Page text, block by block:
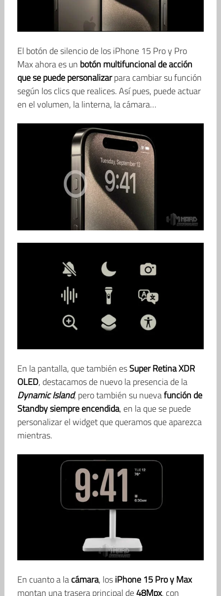
El botón de silencio de los iPhone 15 Pro y Pro
Max ahora es un botón multifuncional de acción
que se puede personalizarpara cambiar su función
según los clics que realices. Así pues, puede actuar
en el volumen, la linterna, la cámara…
En la pantalla, que también esSuper Retina XDR
OLED, destacamos de nuevo la presencia de la
Dynamic Island, pero también su nuevafunción de
Standbysiempre encendida, en la que se puede
personalizar el widget que queramos que aparezca
mientras.
En cuanto a lacámara, losiPhone 15 Pro y Max
montan una trasera principal de48Mpx, con